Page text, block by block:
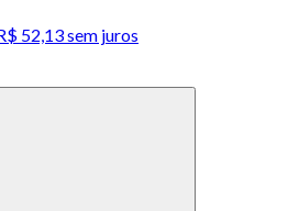
52,13sem juros